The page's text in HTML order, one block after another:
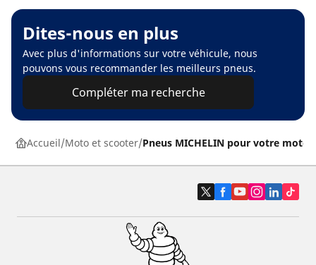
Dites-nous en plus
Avec plus d'informations sur votre véhicule, nous
pouvons vous recommander les meilleurs pneus.
Compléter ma recherche
Accueil Moto et scooter Pneus MICHELIN pour votre moto